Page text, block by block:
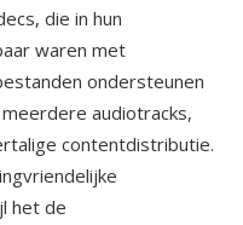
die in hun
waren met
ondersteunen
audiotracks,
contentdistributie.
het de